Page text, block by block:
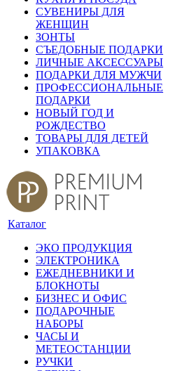
СУВЕНИРЫ ДЛЯ
ЖЕНЩИН
ЗОНТЫ
СЪЕДОБНЫЕ ПОДАРКИ
ЛИЧНЫЕ АКСЕССУАРЫ
ПОДАРКИ ДЛЯ МУЖЧИ
ПРОФЕССИОНАЛЬНЫЕ
ПОДАРКИ
НОВЫЙ ГОД И
РОЖДЕСТВО
ТОВАРЫ ДЛЯ ДЕТЕЙ
УПАКОВКА
Каталог
ЭКО ПРОДУКЦИЯ
ЭЛЕКТРОНИКА
ЕЖЕДНЕВНИКИ И
БЛОКНОТЫ
БИЗНЕС И ОФИС
ПОДАРОЧНЫЕ
НАБОРЫ
ЧАСЫ И
МЕТЕОСТАНЦИИ
РУЧКИ